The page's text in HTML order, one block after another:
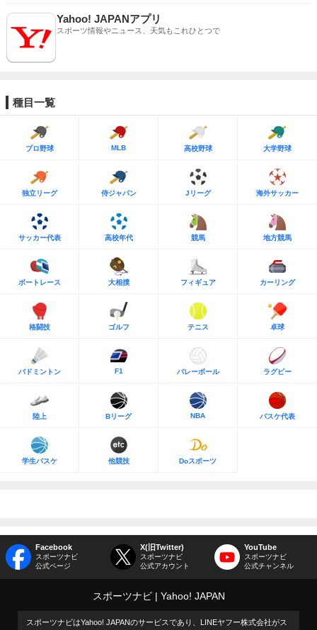
Yahoo! JAPANアプリ
スポーツ情報やニュース、天気もこれひとつで
種目一覧
プロ野球 MLB 高校野球 大学野球
独立リーグ 侍ジャパン Jリーグ 海外サッカー
サッカー代表 高校年代 競馬 地方競馬
ボートレース 大相撲 フィギュア カーリング
格闘技 ゴルフ テニス 卓球
バドミントン F1 バレーボール ラグビー
陸上 Bリーグ NBA バスケ代表
学生バスケ 他競技 Doスポーツ
Facebook
スポーツナビ
公式ページ
X(旧Twitter)
スポーツナビ
公式アカウント
YouTube
スポーツナビ
公式チャンネル
スポーツナビ Yahoo! JAPAN
スポーツナビはYahoo! JAPANのサービスであり、LINEヤフー株式会社がス